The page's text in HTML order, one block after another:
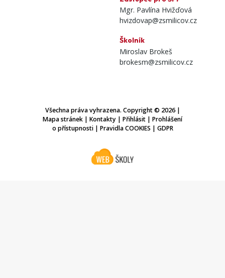
Mgr. Pavlína Hvižďová
hvizdovap@zsmilicov.cz
Školník
Miroslav Brokeš
brokesm@zsmilicov.cz
Všechna práva vyhrazena. Copyright © 2026 |
Mapa stránek | Kontakty | Přihlásit | Prohlášení
o přístupnosti| Pravidla COOKIES| GDPR